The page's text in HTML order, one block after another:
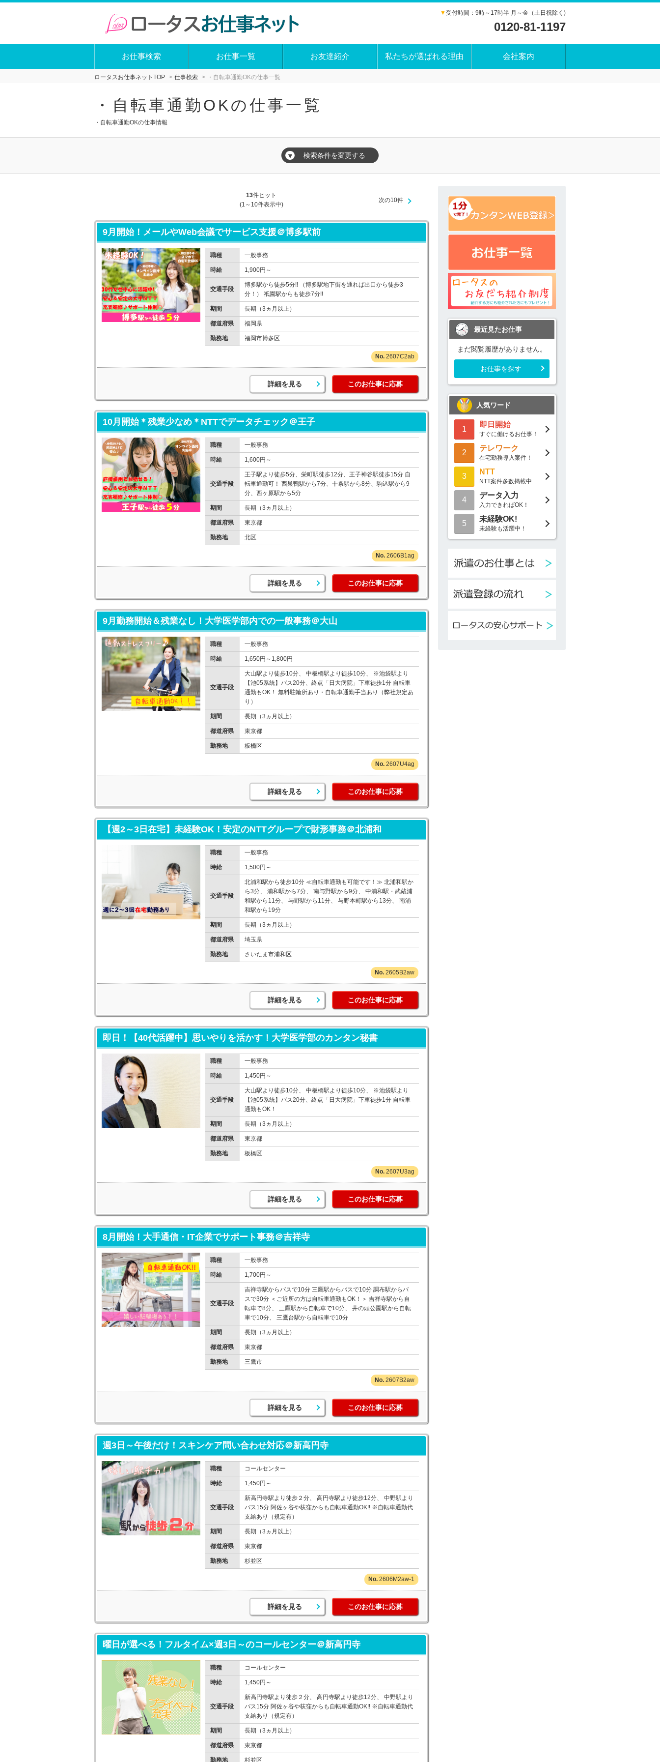
▼受付時間：9時～17時半 月～金（土日祝除く)
0120-81-1197
お仕事検索 お仕事一覧 お友達紹介 私たちが選ばれる理由 会社案内
ロータスお仕事ネットTOP 仕事検索 ・自転車通勤OKの仕事一覧
・自転車通勤OKの仕事一覧
・自転車通勤OKの仕事情報
▼ 検索条件を変更する
13件ヒット
(1～10件表示中)
次の10件
9月開始！メールやWeb会議でサービス支援＠博多駅前
職種 一般事務
時給 1,900円～
交通手段
博多駅から徒歩5分!! （博多駅地下街を通れば出口から徒歩3
分！） 祇園駅からも徒歩7分!!
期間 長期（3ヵ月以上）
都道府県 福岡県
勤務地 福岡市博多区
2607C2ab
詳細を見る このお仕事に応募
10月開始＊残業少なめ＊NTTでデータチェック＠王子
職種 一般事務
時給 1,600円～
交通手段
王子駅より徒歩5分、栄町駅徒歩12分、王子神谷駅徒歩15分 自
転車通勤可！ 西巣鴨駅から7分、十条駅から8分、駒込駅から9
分、西ヶ原駅から5分
期間 長期（3ヵ月以上）
都道府県 東京都
勤務地 北区
2606B1ag
詳細を見る このお仕事に応募
9月勤務開始＆残業なし！大学医学部内での一般事務＠大山
職種 一般事務
時給 1,650円～1,800円
交通手段
大山駅より徒歩10分、 中板橋駅より徒歩10分、 ※池袋駅より
【池05系統】バス20分、終点「日大病院」下車徒歩1分 自転車
通勤もOK！ 無料駐輪所あり・自転車通勤手当あり（弊社規定あ
り）
期間 長期（3ヵ月以上）
都道府県 東京都
勤務地 板橋区
2607U4ag
詳細を見る このお仕事に応募
【週2～3日在宅】未経験OK！安定のNTTグループで財形事務＠北浦和
職種 一般事務
時給 1,500円～
交通手段
北浦和駅から徒歩10分 ≪自転車通勤も可能です！≫ 北浦和駅か
ら3分、 浦和駅から7分、 南与野駅から9分、 中浦和駅・武蔵浦
和駅から11分、 与野駅から11分、 与野本町駅から13分、 南浦
和駅から19分
期間 長期（3ヵ月以上）
都道府県 埼玉県
勤務地 さいたま市浦和区
2605B2aw
詳細を見る このお仕事に応募
即日！【40代活躍中】思いやりを活かす！大学医学部のカンタン秘書
職種 一般事務
時給 1,450円～
交通手段
大山駅より徒歩10分、 中板橋駅より徒歩10分、 ※池袋駅より
【池05系統】バス20分、終点「日大病院」下車徒歩1分 自転車
通勤もOK！
期間 長期（3ヵ月以上）
都道府県 東京都
勤務地 板橋区
2607U3ag
詳細を見る このお仕事に応募
8月開始！大手通信・IT企業でサポート事務＠吉祥寺
職種 一般事務
時給 1,700円～
交通手段
吉祥寺駅からバスで10分 三鷹駅からバスで10分 調布駅からバ
スで30分 ＜ご近所の方は自転車通勤もOK！＞ 吉祥寺駅から自
転車で8分、 三鷹駅から自転車で10分、 井の頭公園駅から自転
車で10分、 三鷹台駅から自転車で10分
期間 長期（3ヵ月以上）
都道府県 東京都
勤務地 三鷹市
2607B2aw
詳細を見る このお仕事に応募
週3日～午後だけ！スキンケア問い合わせ対応＠新高円寺
職種 コールセンター
時給 1,450円～
交通手段
新高円寺駅より徒歩２分、 高円寺駅より徒歩12分、 中野駅より
バス15分 阿佐ヶ谷や荻窪からも自転車通勤OK!! ※自転車通勤代
支給あり（規定有）
期間 長期（3ヵ月以上）
都道府県 東京都
勤務地 杉並区
2606M2aw-1
詳細を見る このお仕事に応募
曜日が選べる！フルタイム×週3日～のコールセンター＠新高円寺
職種 コールセンター
時給 1,450円～
交通手段
新高円寺駅より徒歩２分、 高円寺駅より徒歩12分、 中野駅より
バス15分 阿佐ヶ谷や荻窪からも自転車通勤OK!! ※自転車通勤代
支給あり（規定有）
期間 長期（3ヵ月以上）
都道府県 東京都
勤務地 杉並区
最近見たお仕事
まだ閲覧履歴がありません。
お仕事を探す
人気ワード
1
即日開始
すぐに働けるお仕事！
2
テレワーク
在宅勤務導入案件！
3
NTT
NTT案件多数掲載中
4
データ入力
入力できればOK！
5
未経験OK!
未経験も活躍中！